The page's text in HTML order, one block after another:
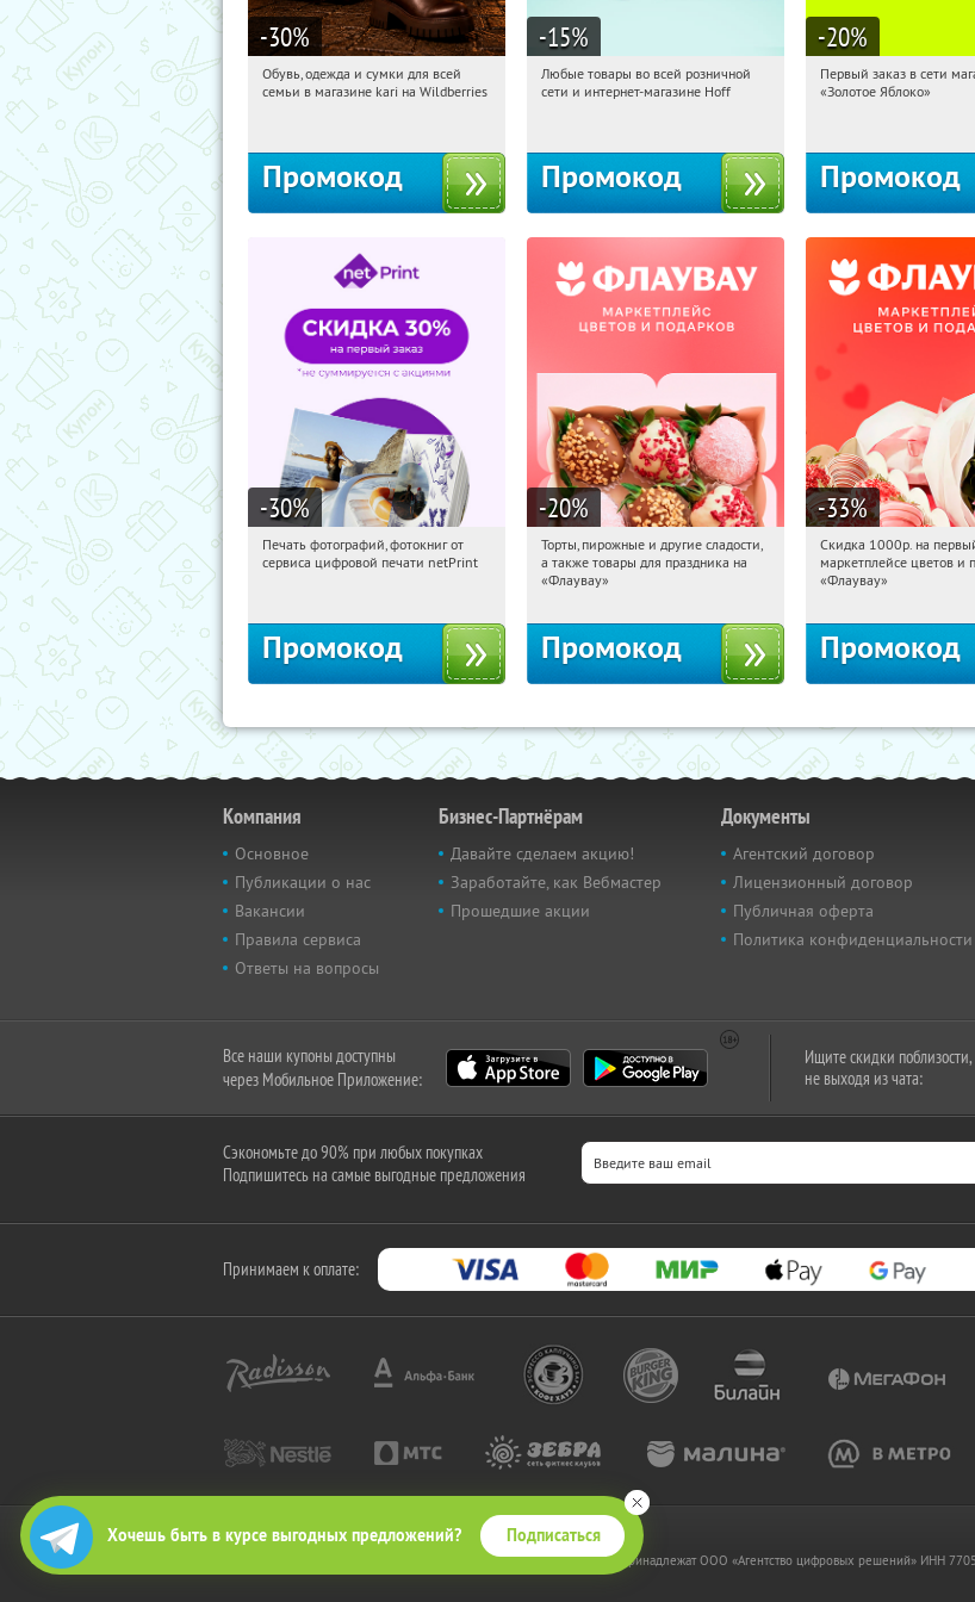
Хочешь быть в курсе выгодных предложений? Подписаться
-30%
18:25:26 Получили:
Обувь, одежда и сумки для всей
семьи в магазине kari на Wildberries
Промокод
-15%
18:25:26 Получили:
Любые товары во всей розничной
сети и интернет-магазине Hoff
Промокод
-20%
18:25:26
Первый заказ в сети
«Золотое Яблоко»
Промокод
-30%
18:25:26 Получили:
Печать фотографий, фотокниг от
сервиса цифровой печати netPrint
Промокод
-20%
18:25:26 Получили:
Россия
Торты, пирожные и другие сладости,
а также товары для праздника на
«Флаувау»
Промокод
-33%
18:25:26
Россия
Скидка 1000р. на
маркетплейсе цветов и
«Флаувау»
Промокод
Компания
Основное
Публикации о нас
Вакансии
Правила сервиса
Ответы на вопросы
Бизнес-Партнёрам
Давайте сделаем акцию!
Заработайте, как Вебмастер
Прошедшие акции
Документы
Агентский договор
Лицензионный договор
Публичная оферта
Политика конфиденциальности
Все наши купоны доступны
через Мобильное Приложение:
Ищите скидки поблизости,
не выходя из чата:
Сэкономьте до 90% при любых покупках
Подпишитесь на самые выгодные предложения
Принимаем к оплате:
2010-2026 © КупиКупон. Все права защищены.
Все права на товарный знак "КупиКупон" и на сайт www.kupikupon.ru принадлежат OOO «Агентство цифровых решений» ИНН